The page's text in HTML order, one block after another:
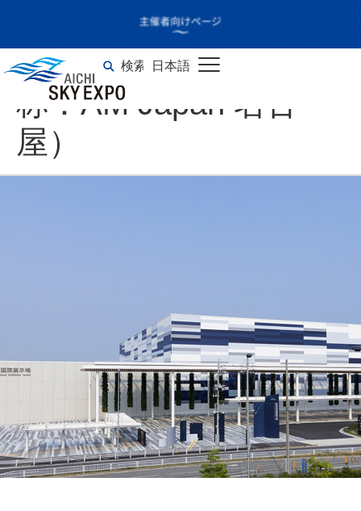
検索 日本語
English
第2回 名古屋 次世代
3Dプリンタ展（通
称：AM Japan 名古
屋）